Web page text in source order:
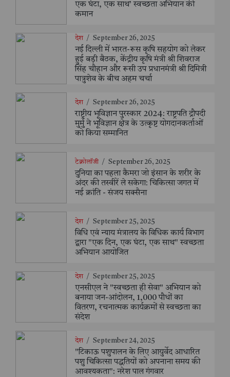
एक घंटा, एक साथ’ स्वच्छता अभियान की
कमान
देश / September 26, 2025
नई दिल्ली में भारत-रूस कृषि सहयोग को लेकर
हुई बड़ी बैठक, केंद्रीय कृषि मंत्री श्री शिवराज
सिंह चौहान और रूसी उप प्रधानमंत्री श्री दिमित्री
पात्रुशेव के बीच अहम चर्चा
देश / September 26, 2025
राष्ट्रीय भूविज्ञान पुरस्कार 2024: राष्ट्रपति द्रौपदी
मुर्मु ने भूविज्ञान क्षेत्र के उत्कृष्ट योगदानकर्ताओं
को किया सम्मानित
टेक्नोलॉजी / September 26, 2025
दुनिया का पहला कैमरा जो इंसान के शरीर के
अंदर की तस्वीरें ले सकेगा: चिकित्सा जगत में
नई क्रांति - संजय सक्सैना
देश / September 25, 2025
विधि एवं न्याय मंत्रालय के विधिक कार्य विभाग
द्वारा "एक दिन, एक घंटा, एक साथ" स्वच्छता
अभियान आयोजित
देश / September 25, 2025
एनसीएल ने "स्वच्छता ही सेवा" अभियान को
बनाया जन-आंदोलन, 1,000 पौधों का
वितरण, रचनात्मक कार्यक्रमों से स्वच्छता का
संदेश
देश / September 24, 2025
"टिकाऊ पशुपालन के लिए आयुर्वेद आधारित
पशु चिकित्सा पद्धतियों को अपनाना समय की
आवश्यकता": नरेश पाल गंगवार